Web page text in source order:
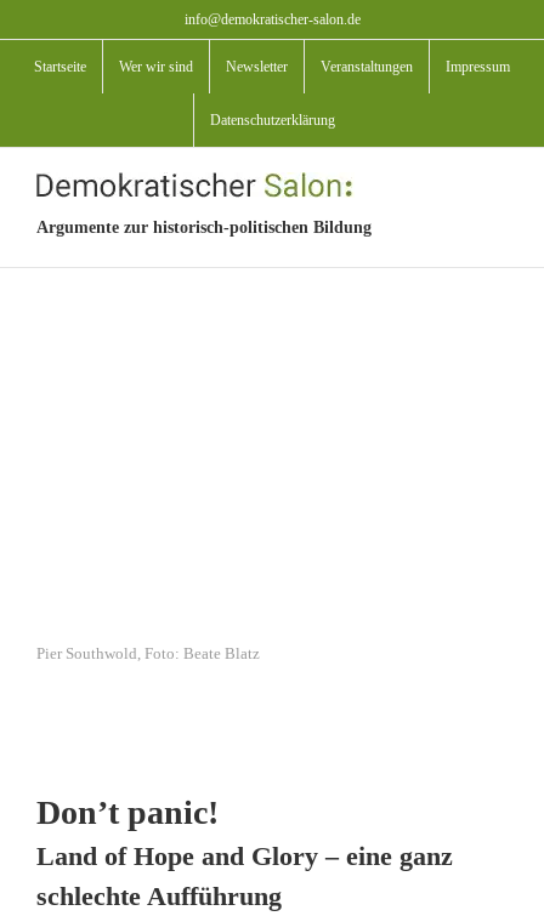
Inhalt
springen
info@demokratischer-salon.de
Startseite Wer wir sind Newsletter Veranstaltungen Impressum
Datenschutzerklärung
Argumente zur historisch-politischen Bildung
Pier Southwold, Foto: Beate Blatz
Don’t panic!
Land of Hope and Glory – eine ganz
schlechte Aufführung